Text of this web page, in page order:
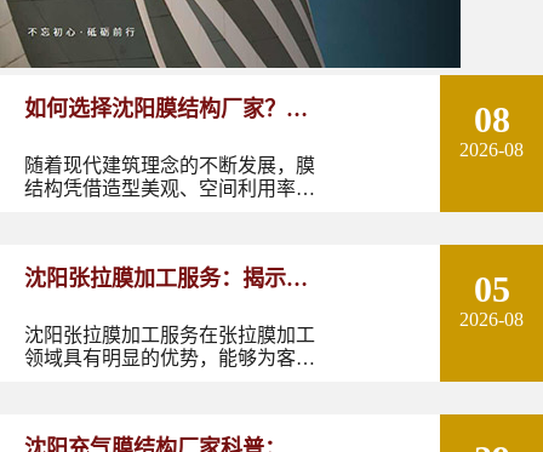
如何选择沈阳膜结构厂家？从
设计能力到施工质量多方面了
解！
随着现代建筑理念的不断发展，膜
结构凭借造型美观、空间利用率
施等领域的重要建筑形式。
08
2026-08
沈阳张拉膜加工服务：揭示张
拉膜加工的实用优势
沈阳张拉膜加工服务在张拉膜加工
领域具有明显的优势，能够为客户
05
2026-08